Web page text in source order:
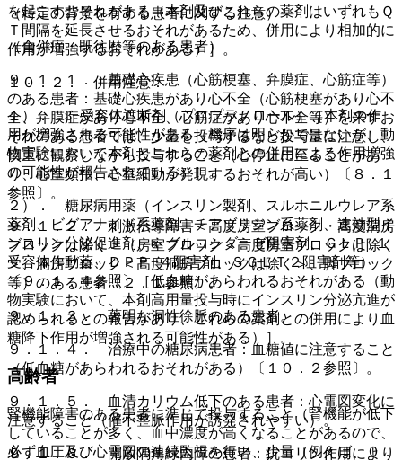
を起こすおそれがある（本剤及びこれらの薬剤はいずれもＱ
Ｔ間隔を延長させるおそれがあるため、併用により相加的に
作用が増強するおそれがある）］。
１０．２． 併用注意：
１）． β−受容体遮断剤（プロプラノロール）［本剤の作
用が増強される可能性がある（機序は明らかではないが、動
物実験において本剤とこれらの薬剤との併用による作用増強
の可能性が報告されている）］。
２）． 糖尿病用薬（インスリン製剤、スルホニルウレア系
薬剤、ビグアナイド系薬剤、チアゾリジン系薬剤、速効型イ
ンスリン分泌促進剤、α−グルコシダーゼ阻害剤、ＧＬＰ−１
受容体作動薬、ＤＰＰ−４阻害剤、ＳＧＬＴ２阻害剤等）
〔９．１．４参照〕［低血糖があらわれるおそれがある（動
物実験において、本剤高用量投与時にインスリン分泌亢進が
認められるとの報告があり、これらの薬剤との併用により血
糖降下作用が増強される可能性がある）］。
高齢者
腎機能障害のある患者に準じて投与すること（腎機能が低下
していることが多く、血中濃度が高くなることがあるので、
必ず血圧及び心電図の連続監視を行い、少量（例えば、０．
（特定の背景を有する患者に関する注意）
（合併症・既往歴等のある患者）
９．１．１． 基礎心疾患（心筋梗塞、弁膜症、心筋症等）
のある患者：基礎心疾患があり心不全（心筋梗塞があり心不
全、弁膜症があり心不全、心筋症があり心不全等）を来すお
それのある患者では、少量を投与するなど投与量に注意し、
慎重に観察しながら投与すること（心停止に至ることがあ
り、心室頻拍、心室細動が発現するおそれが高い）〔８．１
参照〕。
９．１．２． 刺激伝導障害＜高度房室ブロック・高度洞房
ブロックは除く＞（房室ブロック＜高度房室ブロックは除く
＞、洞房ブロック＜高度洞房ブロックは除く＞、脚ブロック
等）のある患者〔２．１参照〕。
９．１．３． 著明な洞性徐脈のある患者。
９．１．４． 治療中の糖尿病患者：血糖値に注意すること
（低血糖があらわれるおそれがある）〔１０．２参照〕。
９．１．５． 血清カリウム低下のある患者：心電図変化に
注意すること（催不整脈作用が誘発されやすい）。
９．１．６． 開放隅角緑内障の患者：抗コリン作用により